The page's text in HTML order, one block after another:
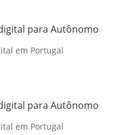
para Autônomo
em Portugal
para Autônomo
em Portugal